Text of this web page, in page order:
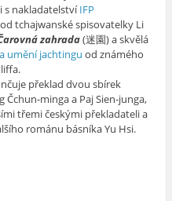
s nakladatelstvíIFP
tchajwanské spisovatelky Li
zahrada(迷園) a skvělá
umění jachtingu od známého
překlad dvou sbírek
minga a Paj Sien-junga,
třemi českými překladateli a
románu básníka Yu Hsi.